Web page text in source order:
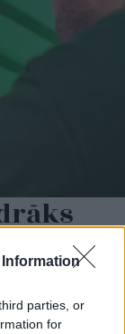
Information
parties, or
for